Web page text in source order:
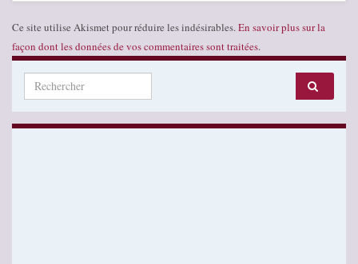
Ce site utilise Akismet pour réduire les indésirables. En savoir plus sur la
façon dont les données de vos commentaires sont traitées.
Search for: